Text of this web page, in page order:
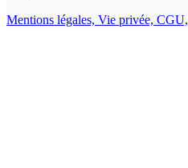
Mentions légales, Vie privée, CGU,